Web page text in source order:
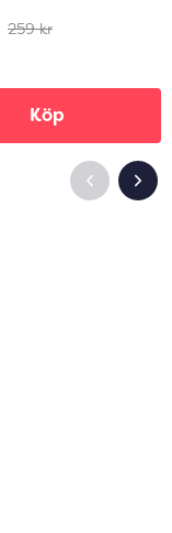
259 kr
Köp